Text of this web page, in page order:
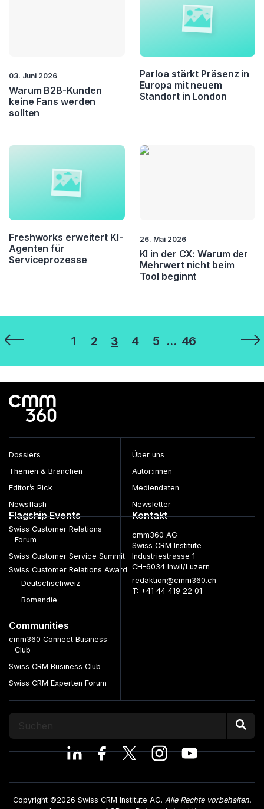
03. Juni 2026
Warum B2B-Kunden
keine Fans werden
sollten
Parloa stärkt Präsenz in
Europa mit neuem
Standort in London
Freshworks erweitert KI-
Agenten für
Serviceprozesse
26. Mai 2026
KI in der CX: Warum der
Mehrwert nicht beim
Tool beginnt
Seitennummerierung
der
Beiträge
1 2 3 4 5 … 46
Dossiers
Themen & Branchen
Editor’s Pick
Newsflash
Über uns
Autor:innen
Mediendaten
Newsletter
Flagship Events
Swiss Customer Relations
Forum
Swiss Customer Service Summit
Swiss Customer Relations Award
Deutschschweiz
Romandie
Communities
cmm360 Connect Business
Club
Swiss CRM Business Club
Swiss CRM Experten Forum
Kontakt
cmm360 AG
Swiss CRM Institute
Industriestrasse 1
CH–6034 Inwil/Luzern
redaktion@cmm360.ch
T: +41 44 419 22 01
Copyright ©2026 Swiss CRM Institute AG. Alle Rechte vorbehalten.